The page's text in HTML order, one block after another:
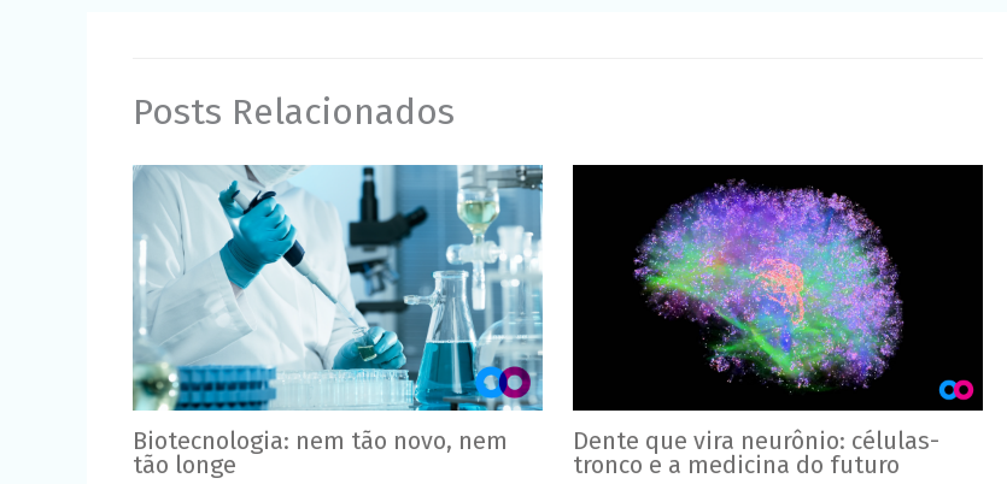
Posts Relacionados
Biotecnologia: nem tão novo, nem
tão longe
Dente que vira neurônio: células-
tronco e a medicina do futuro